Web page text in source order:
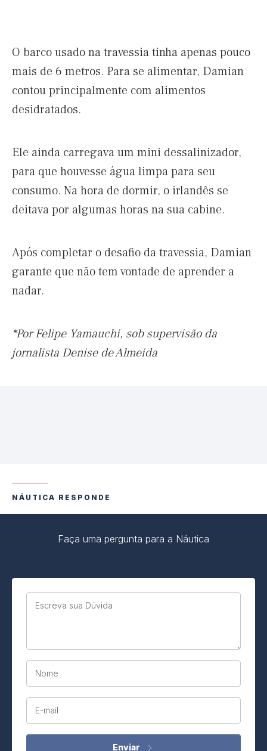
O barco usado na travessia tinha apenas pouco
mais de 6 metros. Para se alimentar, Damian
contou principalmente com alimentos
desidratados.
Ele ainda carregava um mini dessalinizador,
para que houvesse água limpa para seu
consumo. Na hora de dormir, o irlandês se
deitava por algumas horas na sua cabine.
Após completar o desafio da travessia, Damian
garante que não tem vontade de aprender a
nadar.
*Por Felipe Yamauchi, sob supervisão da
jornalista Denise de Almeida
NÁUTICA RESPONDE
Faça uma pergunta para a Náutica
Escreva sua Dúvida
Nome
E-mail